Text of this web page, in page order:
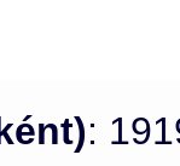
: